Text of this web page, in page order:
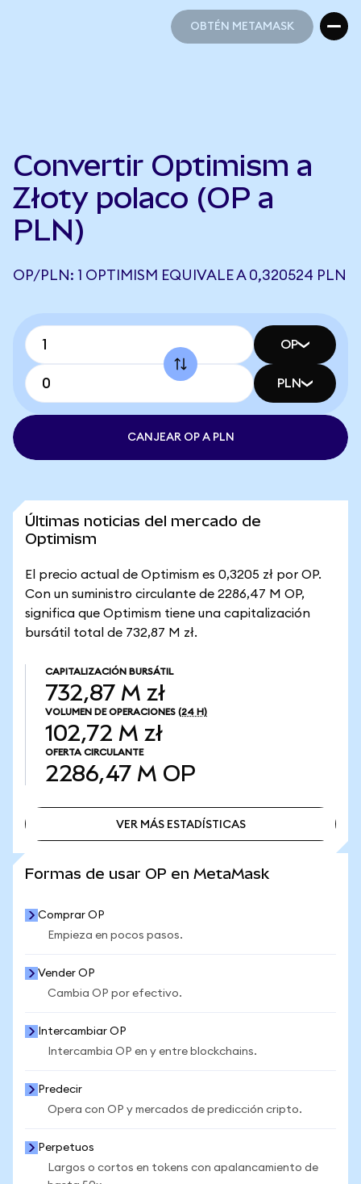
OBTÉN METAMASK
Convertir Optimism a
Złoty polaco (OP a
PLN)
OP/PLN: 1 OPTIMISM EQUIVALE A 0,320524 PLN
OP
PLN
CANJEAR OP A PLN
Últimas noticias del mercado de
Optimism
El precio actual de Optimism es 0,3205 zł por OP.
Con un suministro circulante de 2286,47 M OP,
significa que Optimism tiene una capitalización
bursátil total de 732,87 M zł.
CAPITALIZACIÓN BURSÁTIL
732,87 M zł
VOLUMEN DE OPERACIONES (24 H)
102,72 M zł
OFERTA CIRCULANTE
2286,47 M OP
VER MÁS ESTADÍSTICAS
Formas de usar OP en MetaMask
Comprar OP
Empieza en pocos pasos.
Vender OP
Cambia OP por efectivo.
Intercambiar OP
Intercambia OP en y entre blockchains.
Predecir
Opera con OP y mercados de predicción cripto.
Perpetuos
Largos o cortos en tokens con apalancamiento de